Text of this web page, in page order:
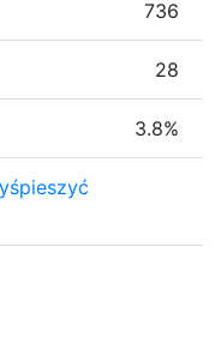
736
28
3.8%